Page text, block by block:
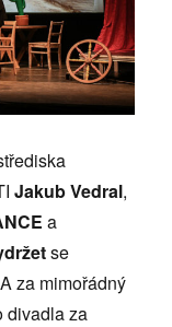
Jakub Vedral,
a
se
za mimořádný
divadla za